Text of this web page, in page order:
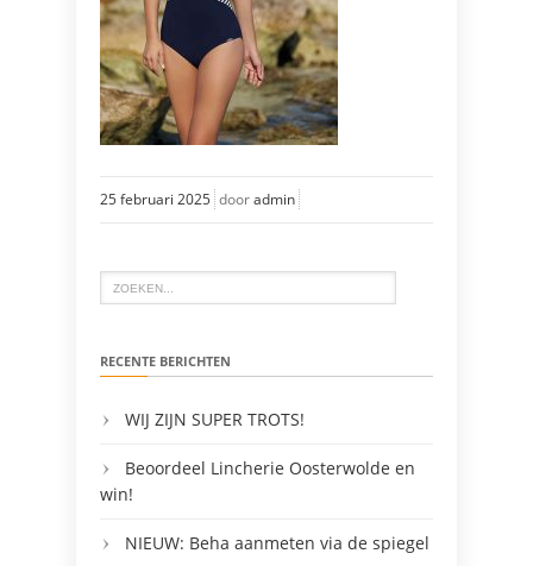
25 februari 2025 dooradmin
RECENTE BERICHTEN
WIJ ZIJN SUPER TROTS!
Beoordeel Lincherie Oosterwolde en
win!
NIEUW: Beha aanmeten via de spiegel